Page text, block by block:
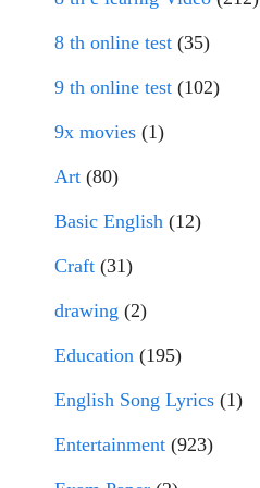
8 th online test (35)
9 th online test (102)
9x movies (1)
Art (80)
Basic English (12)
Craft (31)
drawing (2)
Education (195)
English Song Lyrics (1)
Entertainment (923)